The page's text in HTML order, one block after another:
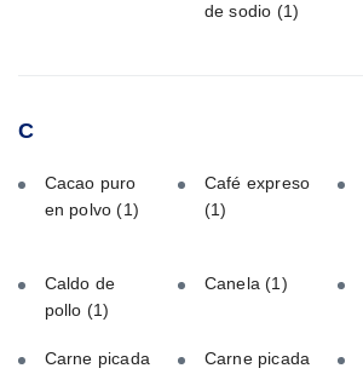
de sodio (1)
C
Cacao puro
en polvo(1)
Café expreso
(1)
Caldo de
pollo (1)
Canela(1)
Carne picada
Carne picada